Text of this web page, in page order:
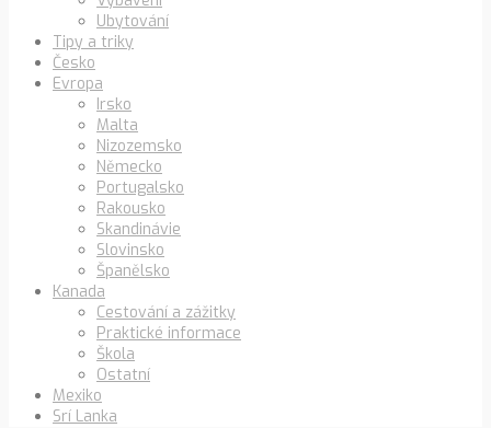
Ubytování
Tipy a triky
Česko
Evropa
Irsko
Malta
Nizozemsko
Německo
Portugalsko
Rakousko
Skandinávie
Slovinsko
Španělsko
Kanada
Cestování a zážitky
Praktické informace
Škola
Ostatní
Mexiko
Srí Lanka